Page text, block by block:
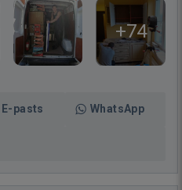
+74
E-pasts WhatsApp